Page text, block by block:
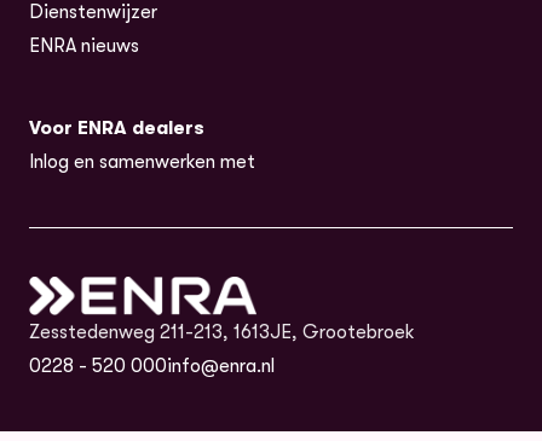
Dienstenwijzer
ENRA nieuws
Voor ENRA dealers
Inlog en samenwerken met
Zesstedenweg 211-213, 1613JE, Grootebroek
0228 - 520 000info@enra.nl